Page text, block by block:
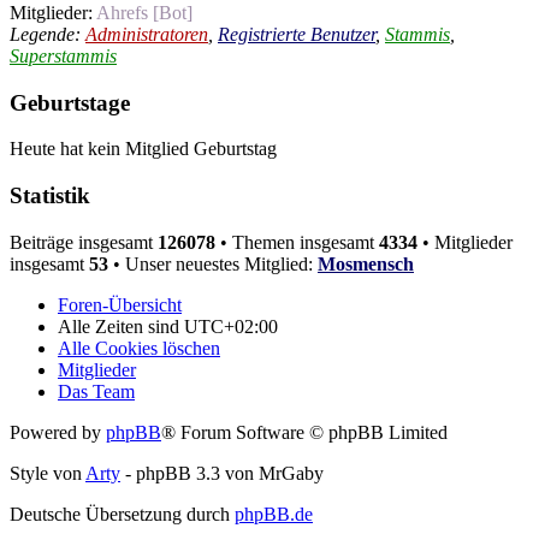
Mitglieder: Ahrefs [Bot]
Legende: Administratoren Registrierte Benutzer, Stammis
Superstammis
Geburtstage
Heute hat kein Mitglied Geburtstag
Statistik
Beiträge insgesamt 126078 • Themen insgesamt 4334 • Mitglieder
insgesamt 53 • Unser neuestes Mitglied: Mosmensch
Foren-Übersicht
Alle Zeiten sind UTC+02:00
Alle Cookies löschen
Mitglieder
Das Team
Powered by phpBB® Forum Software © phpBB Limited
Style von Arty - phpBB 3.3 von MrGaby
Deutsche Übersetzung durch phpBB.de